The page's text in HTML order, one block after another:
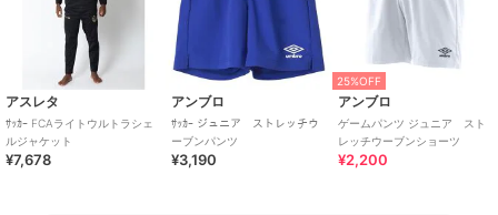
アスレタ
ｻｯｶｰ FCAライトウルトラシェ
ルジャケット
¥7,678
アンブロ
ｻｯｶｰ ジュニア ストレッチウ
ーブンパンツ
¥3,190
25%OFF
アンブロ
ゲームパンツ ジュニア スト
レッチウーブンショーツ
¥2,200